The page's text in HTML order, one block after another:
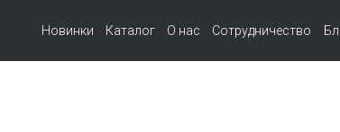
Новинки Каталог О нас Сотрудничество